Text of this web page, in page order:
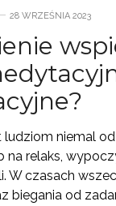
28 WRZEŚNIA 2023
ludziom niemal
na relaks,
W czasach
biegania od